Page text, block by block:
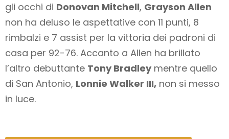
gli occhi di Donovan Mitchell, Grayson Allen
non ha deluso le aspettative con 11 punti, 8
rimbalzi e 7 assist per la vittoria dei padroni di
casa per 92-76. Accanto a Allen ha brillato
l’altro debuttante Tony Bradleymentre quello
di San Antonio, Lonnie Walker III, non si messo
in luce.